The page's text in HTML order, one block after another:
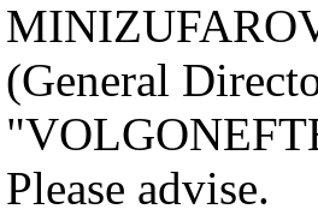
(General
Please advise.